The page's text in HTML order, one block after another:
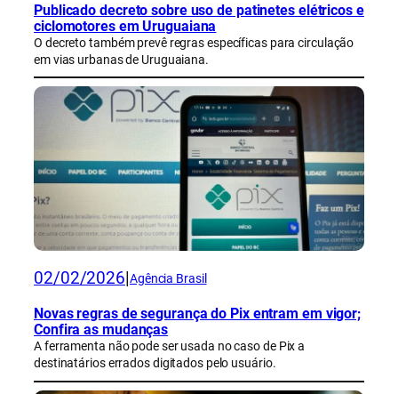
Publicado decreto sobre uso de patinetes elétricos e
ciclomotores em Uruguaiana
O decreto também prevê regras específicas para circulação
em vias urbanas de Uruguaiana.
02/02/2026 Agência Brasil
Novas regras de segurança do Pix entram em vigor;
Confira as mudanças
A ferramenta não pode ser usada no caso de Pix a
destinatários errados digitados pelo usuário.